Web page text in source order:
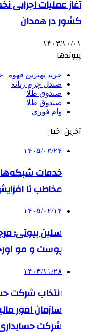
آغاز عملیات اجرایی
کشور در همدان
۱۴۰۳/۱۰/۰۱
پیوندها
خرید بهترین قهوه |
صندل چرم زنانه
صندوق طلا
صندوق طلا
وام فوری
آخرین اخبار
۱۴۰۵/۰۳/۲۴
مخاطب تا
۱۴۰۵/۰۲/۱۴
سلین بیوتی؛
پوست و مو
۱۴۰۳/۱۱/۲۸
انتخاب شرکت
سازمان امور
شرکت حسابداری